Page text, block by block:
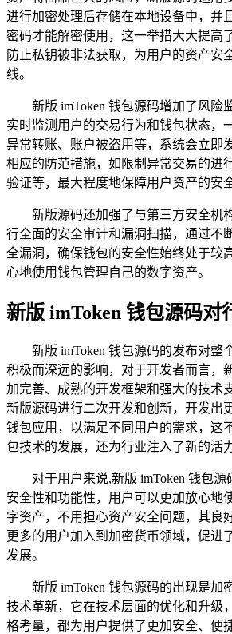
进行加密处理后存储在本地设备中，并
密码才能解密使用，这一举措大大提高
防止私钥被非法获取，为用户的资产安
线。
新版 imToken 钱包源码增加了风险
实时监测用户的交易行为和钱包状态，
异常转账、账户被盗用等，系统会立即
相应的防范措施，如限制异常交易的进
验证等，最大程度地保障用户资产的安全
新版源码还加强了与第三方安全机
行全面的安全审计和漏洞扫描，通过不
全漏洞，确保钱包的安全性始终处于较
心地使用钱包管理自己的数字资产。
新版 imToken 钱包源码对
新版 imToken 钱包源码的发布对整
积极而深远的影响，对于开发者而言，
加完善、成熟的开发框架和强大的技术
新版源码进行二次开发和创新，开发出
钱包应用，以满足不同用户的需求，这
包技术的发展，还为行业注入了新的活力
对于用户来说,新版 imToken 钱包
安全性和功能性，用户可以更加放心地
字资产，不用担心资产安全问题，其良
更多的用户加入到加密货币领域，促进
发展。
新版 imToken 钱包源码的出现是加
技术革新，它在技术层面的优化和升级
格考量，都为用户提供了更加安全、便